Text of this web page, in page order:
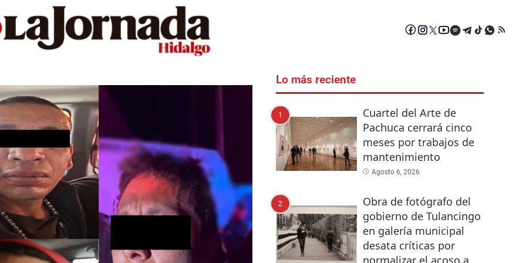
Lo más reciente
1
Cuartel del Arte de
Pachuca cerrará cinco
meses por trabajos de
mantenimiento
Agosto 6, 2026
2
Obra de fotógrafo del
gobierno de Tulancingo
en galería municipal
desata críticas por
normalizar el acoso a